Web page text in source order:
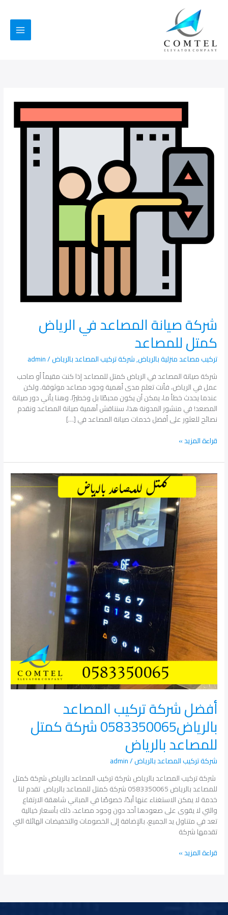
شركة صيانة المصاعد في الرياض
كمتل للمصاعد
تركيب مصاعد منزلية بالرياض,شركة تركيب المصاعد بالرياض/
admin
شركة صيانة المصاعد في الرياض كمتل للمصاعد إذا كنت مقيماً أو صاحب
عمل في الرياض، فأنت تعلم مدى أهمية وجود مصاعد موثوقة. ولكن
عندما يحدث خطأ ما، يمكن أن يكون محبطًا بل وخطيرًا. وهنا يأتي دور صيانة
المصعد! في منشور المدونة هذا، سنناقش أهمية صيانة المصاعد ونقدم
نصائح للعثور على أفضل خدمات صيانة المصاعد في […]
الرياض
كمتل
للمصاعد
قراءة المزيد »
أفضل شركة تركيب المصاعد
بالرياض0583350065 شركة كمتل
للمصاعد بالرياض
شركة تركيب المصاعد بالرياض/
admin
شركة تركيب المصاعد بالرياض شركة تركيب المصاعد بالرياض شركة كمتل
للمصاعد بالرياض 0583350065 شركة كمتل للمصاعد بالرياض تقدم لنا
خدمة لا يمكن الاستغناء عنها أبدًا، خصوصًا في المباني شاهقة الارتفاع
والتي لا يقوى على صعودها أحد دون وجود مصاعد، ذلك بأسعار خيالية
تعد في متناول يد الجميع، بالإضافة إلى الخصومات والتخفيضات الهائلة التي
تقدمها شركة
أفضل
شركة
تركيب
المصاعد
بالرياض0583350065
شركة
كمتل
للمصاعد
بالرياض
قراءة المزيد »